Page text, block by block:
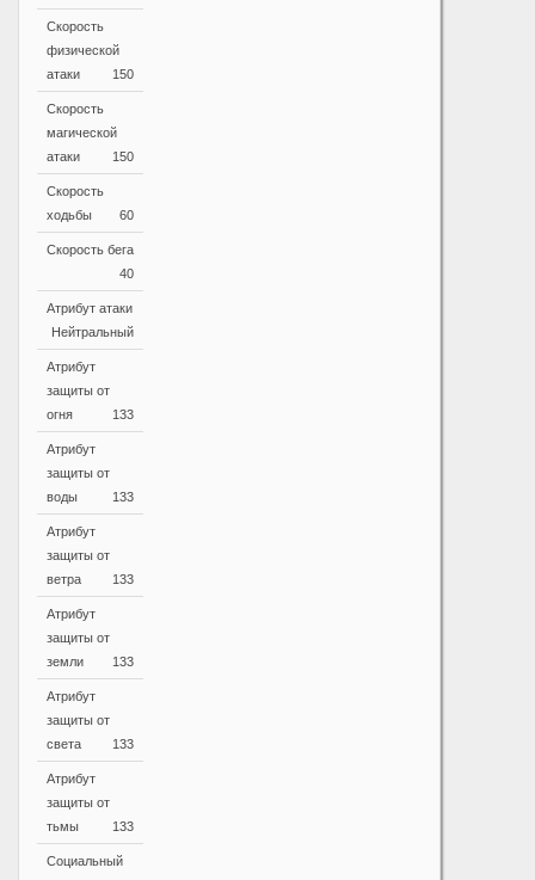
Скорость
физической
атаки
150
Скорость
магической
атаки
150
Скорость
ходьбы
60
Скорость бега
40
Атрибут атаки
Нейтральный
Атрибут
защиты от
огня
133
Атрибут
защиты от
воды
133
Атрибут
защиты от
ветра
133
Атрибут
защиты от
земли
133
Атрибут
защиты от
света
133
Атрибут
защиты от
тьмы
133
Социальный